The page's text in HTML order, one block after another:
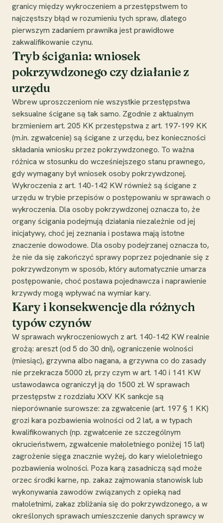
granicy między wykroczeniem a przestępstwem to
najczęstszy błąd w rozumieniu tych spraw, dlatego
pierwszym zadaniem prawnika jest prawidłowe
zakwalifikowanie czynu.
Tryb ścigania: wniosek
pokrzywdzonego czy działanie z
urzędu
Wbrew uproszczeniom nie wszystkie przestępstwa
seksualne ścigane są tak samo. Zgodnie z aktualnym
brzmieniem art. 205 KK przestępstwa z art. 197-199 KK
(m.in. zgwałcenie) są ścigane z urzędu, bez konieczności
składania wniosku przez pokrzywdzonego. To ważna
różnica w stosunku do wcześniejszego stanu prawnego,
gdy wymagany był wniosek osoby pokrzywdzonej.
Wykroczenia z art. 140-142 KW również są ścigane z
urzędu w trybie przepisów o postępowaniu w sprawach o
wykroczenia. Dla osoby pokrzywdzonej oznacza to, że
organy ścigania podejmują działania niezależnie od jej
inicjatywy, choć jej zeznania i postawa mają istotne
znaczenie dowodowe. Dla osoby podejrzanej oznacza to,
że nie da się zakończyć sprawy poprzez pojednanie się z
pokrzywdzonym w sposób, który automatycznie umarza
postępowanie, choć postawa pojednawcza i naprawienie
krzywdy mogą wpływać na wymiar kary.
Kary i konsekwencje dla różnych
typów czynów
W sprawach wykroczeniowych z art. 140-142 KW realnie
grożą: areszt (od 5 do 30 dni), ograniczenie wolności
(miesiąc), grzywna albo nagana, a grzywna co do zasady
nie przekracza 5000 zł, przy czym w art. 140 i 141 KW
ustawodawca ograniczył ją do 1500 zł. W sprawach
przestępstw z rozdziału XXV KK sankcje są
nieporównanie surowsze: za zgwałcenie (art. 197 § 1 KK)
grozi kara pozbawienia wolności od 2 lat, a w typach
kwalifikowanych (np. zgwałcenie ze szczególnym
okrucieństwem, zgwałcenie małoletniego poniżej 15 lat)
zagrożenie sięga znacznie wyżej, do kary wieloletniego
pozbawienia wolności. Poza karą zasadniczą sąd może
orzec środki karne, np. zakaz zajmowania stanowisk lub
wykonywania zawodów związanych z opieką nad
małoletnimi, zakaz zbliżania się do pokrzywdzonego, a w
określonych sprawach umieszczenie danych sprawcy w